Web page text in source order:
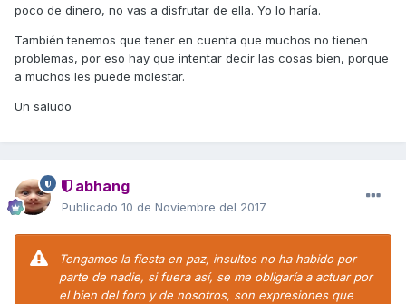
poco de dinero, no vas a disfrutar de ella. Yo lo haría.
También tenemos que tener en cuenta que muchos no tienen
problemas, por eso hay que intentar decir las cosas bien, porque
a muchos les puede molestar.
Un saludo
abhang
Publicado 10 de Noviembre del 2017
Tengamos la fiesta en paz, insultos no ha habido por
parte de nadie, si fuera así, se me obligaría a actuar por
el bien del foro y de nosotros, son expresiones que